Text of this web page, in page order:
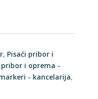
, Pisaći pribor i
pribor i oprema -
- kancelarija,